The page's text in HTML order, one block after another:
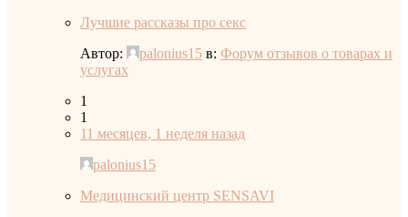
Лучшие рассказы про секс
Автор:
palonius15 в: Форум отзывов о товарах и
услугах
1
1
11 месяцев, 1 неделя назад
palonius15
Медицинский центр SENSAVI